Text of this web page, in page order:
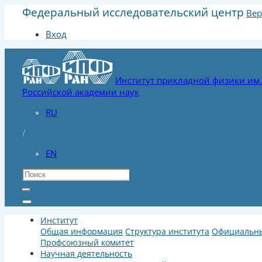
Федеральный исследовательский центр
Вход
Институт прикладной физики
Российской академии наук
RU
/
EN
Институт
Общая информация Структура института
Профсоюзный комитет
Научная деятельность